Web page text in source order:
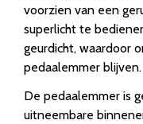
voorzien van een
superlicht te
geurdicht, waardoor
pedaalemmer blijven.
De pedaalemmer is
uitneembare